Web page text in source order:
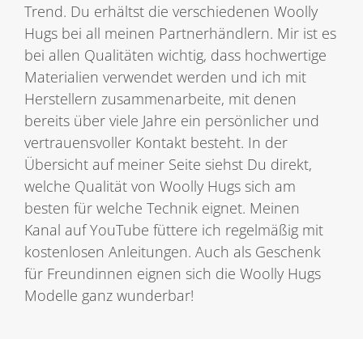
Trend. Du erhältst die verschiedenen Woolly
Hugs bei all meinen Partnerhändlern. Mir ist es
bei allen Qualitäten wichtig, dass hochwertige
Materialien verwendet werden und ich mit
Herstellern zusammenarbeite, mit denen
bereits über viele Jahre ein persönlicher und
vertrauensvoller Kontakt besteht. In der
Übersicht auf meiner Seite siehst Du direkt,
welche Qualität von Woolly Hugs sich am
besten für welche Technik eignet. Meinen
Kanal auf YouTube füttere ich regelmäßig mit
kostenlosen Anleitungen. Auch als Geschenk
für Freundinnen eignen sich die Woolly Hugs
Modelle ganz wunderbar!